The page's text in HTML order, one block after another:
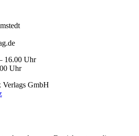
16.00 Uhr
Uhr
Verlags GmbH